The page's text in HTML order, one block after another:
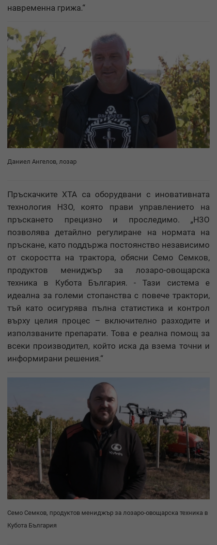
навременна грижа.“
Даниел Ангелов, лозар
Пръскачките ХТА са оборудвани с иновативната
технология H3O, която прави управлението на
пръскането прецизно и проследимо. „H3O
позволява детайлно регулиране на нормата на
пръскане, като поддържа постоянство независимо
от скоростта на трактора, обясни Семо Семков,
продуктов мениджър за лозаро-овощарска
техника в Кубота България. - Тази система е
идеална за големи стопанства с повече трактори,
тъй като осигурява пълна статистика и контрол
върху целия процес – включително разходите и
използваните препарати. Това е реална помощ за
всеки производител, който иска да взема точни и
информирани решения.“
Семо Семков, продуктов мениджър за лозаро-овощарска техника в
Кубота България